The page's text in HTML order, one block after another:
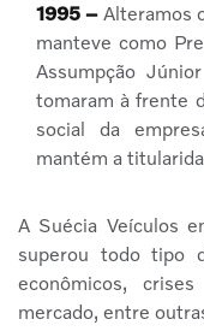
1995 –Alteramos
manteve como
Assumpção
tomaram à frente
social da
mantém a
A Suécia Veículos
superou todo tipo
econômicos,
mercado, entre